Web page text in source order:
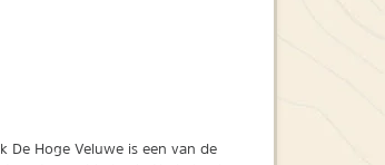
De Hoge Veluwe is een van de